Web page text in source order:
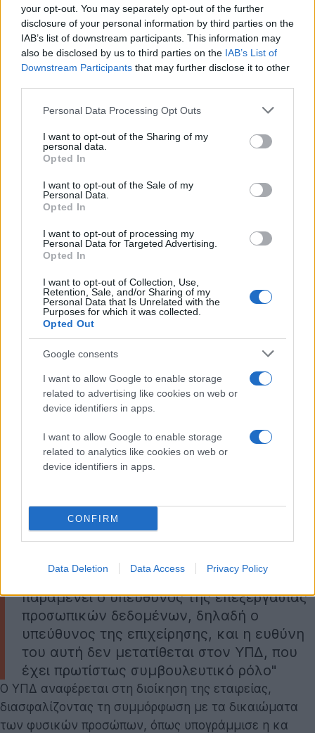
your opt-out. You may separately opt-out of the further
disclosure of your personal information by third parties on the
IAB’s list of downstream participants. This information may
also be disclosed by us to third parties on the IAB’s List of
Downstream Participants that may further disclose it to other
Please note that this website/app uses one or more Google
not limited to your visit or usage behaviour. You may click to
grant or deny consent to Google and its third-party tags to
use your data for below specified purposes in below Google
consent section.
Personal Data Processing Opt Outs
I want to opt-out of the Sharing of my
personal data.
Opted In
I want to opt-out of the Sale of my
Personal Data.
Opted In
I want to opt-out of processing my
Personal Data for Targeted Advertising.
Opted In
I want to opt-out of Collection, Use,
Retention, Sale, and/or Sharing of my
Personal Data that Is Unrelated with the
Purposes for which it was collected.
Opted Out
Google consents
I want to allow Google to enable storage
related to advertising like cookies on web or
device identifiers in apps.
I want to allow Google to enable storage
related to analytics like cookies on web or
device identifiers in apps.
CONFIRM
Data Deletion Data Access Privacy Policy
Κανονισμό. Όπως τόνισαν, οι περισσότεροι ξεκινούν
με μία διαγνωστική διεργασία, ώστε να δουν πού
βρίσκονται σε σχέση με τον ΓΚΠΔ, στη συνέχεια
προχωρούν στην εφαρμογή, την αξιολόγηση, αλλά και
την παρακολούθηση της λειτουργίας για τη
για να δουν πού είναι τα κενά τους, και πάνε μόνο με
τα ‘SOS’ – ευτυχώς, μιλάμε για ένα μικρό μέρος της
αγοράς" , σημείωσε ο κ.Δρακούλης
Η άσκηση του
Κανονισμού, δεν είναι μία άσκηση επί χάρτου, είναι
επιχειρήσεων", ανέφερε ο κ.Χασάπης
Στη σημασία του ρόλου του Υπευθύνου Προστασίας
Δεδομένων (ΥΠΔ - DPO) αναφέρθηκε ο κ.
Πέτρος
Τσαντίλας, Διδάκτωρ Νομικής – Δικηγόρος,
Πελοποννήσου και τ. Μέλος της Αρχής Προστασίας
Δεδομένων Προσωπικού Χαρακτήρα (ΑΠΔΠΧ), κατά
την παρουσίασή του.
"Ο ορισμός ενός Υπευθύνου Προστασίας
Δεδομένων διευκολύνει την επιχείρηση,
καθώς αποτελεί σημείο επαφής και
Δεδομένων, με τα υποκείμενα των
προσωπικών δεδομένων και με τα
Τμήματα της ίδιας της επιχείρησης. Παρά
τα καθήκοντα και τα ιδιαίτερα προσόντα
ενός ΥΠΔ, υπεύθυνος και υπόλογος
παραμένει ο υπεύθυνος της επεξεργασίας
προσωπικών δεδομένων, δηλαδή ο
υπεύθυνος της επιχείρησης, και η ευθύνη
του αυτή δεν μετατίθεται στον ΥΠΔ, που
έχει πρωτίστως συμβουλευτικό ρόλο"
Ο ΥΠΔ αναφέρεται στη διοίκηση της εταιρείας,
διασφαλίζοντας τη συμμόρφωση με τα δικαιώματα
των φυσικών προσώπων, όπως υπογράμμισε η κα